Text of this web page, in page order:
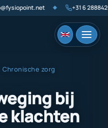
◆ +31 6
Chronische zorg
bij
klachten